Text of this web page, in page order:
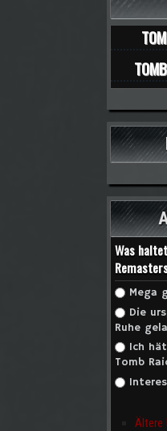
Was
Mega
Die
Ruhe
Ich
Tomb
Ältere